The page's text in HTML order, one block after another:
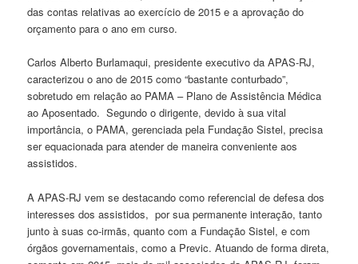
das contas relativas ao exercício de 2015 e a aprovação do
orçamento para o ano em curso.
Carlos Alberto Burlamaqui, presidente executivo da APAS-RJ,
caracterizou o ano de 2015 como “bastante conturbado”,
sobretudo em relação ao PAMA – Plano de Assistência Médica
ao Aposentado. Segundo o dirigente, devido à sua vital
importância, o PAMA, gerenciada pela Fundação Sistel, precisa
ser equacionada para atender de maneira conveniente aos
assistidos.
A APAS-RJ vem se destacando como referencial de defesa dos
interesses dos assistidos, por sua permanente interação, tanto
junto à suas co-irmãs, quanto com a Fundação Sistel, e com
órgãos governamentais, como a Previc. Atuando de forma direta,